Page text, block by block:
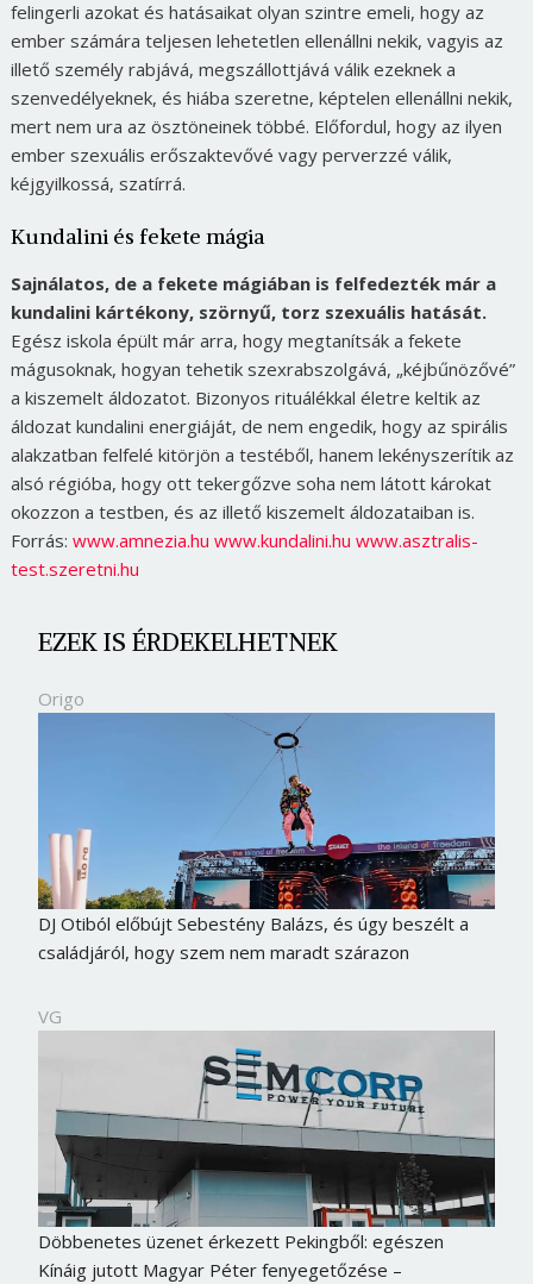
felingerli azokat és hatásaikat olyan szintre emeli, hogy az
ember számára teljesen lehetetlen ellenállni nekik, vagyis az
illető személy rabjává, megszállottjává válik ezeknek a
szenvedélyeknek, és hiába szeretne, képtelen ellenállni nekik,
mert nem ura az ösztöneinek többé. Előfordul, hogy az ilyen
ember szexuális erőszaktevővé vagy perverzzé válik,
kéjgyilkossá, szatírrá.
Kundalini és fekete mágia
Sajnálatos, de a fekete mágiában is felfedezték már a
kundalini kártékony, szörnyű, torz szexuális hatását.
Egész iskola épült már arra, hogy megtanítsák a fekete
mágusoknak, hogyan tehetik szexrabszolgává, „kéjbűnözővé”
a kiszemelt áldozatot. Bizonyos rituálékkal életre keltik az
áldozat kundalini energiáját, de nem engedik, hogy az spirális
alakzatban felfelé kitörjön a testéből, hanem lekényszerítik az
alsó régióba, hogy ott tekergőzve soha nem látott károkat
okozzon a testben, és az illető kiszemelt áldozataiban is.
Forrás: www.amnezia.hu www.kundalini.hu www.asztralis-
test.szeretni.hu
EZEK IS ÉRDEKELHETNEK
Origo
DJ Otiból előbújt Sebestény Balázs, és úgy beszélt a
családjáról, hogy szem nem maradt szárazon
VG
Döbbenetes üzenet érkezett Pekingből: egészen
Kínáig jutott Magyar Péter fenyegetőzése –